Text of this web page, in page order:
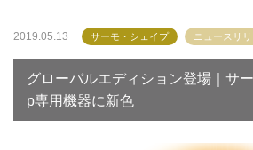
2019.05.13 サーモ・シェイプ ニュースリリ
グローバルエディション登場｜サ
p専用機器に新色